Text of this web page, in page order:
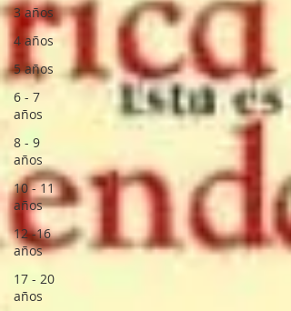
3 años
4 años
5 años
6 - 7
años
8 - 9
años
10 - 11
años
12 -16
años
17 - 20
años